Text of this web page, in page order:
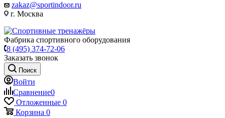
zakaz@sportindoor.ru
г. Москва
Фабрика спортивного оборудования
8 (495) 374-72-06
Заказать звонок
Поиск
Войти
Сравнение0
Отложенные 0
Корзина 0